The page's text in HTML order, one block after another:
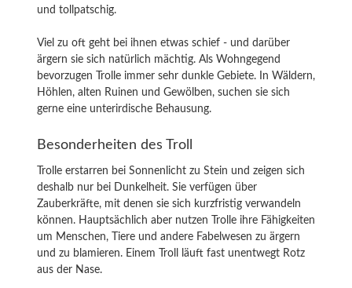
und tollpatschig.
Viel zu oft geht bei ihnen etwas schief - und darüber
ärgern sie sich natürlich mächtig. Als Wohngegend
bevorzugen Trolle immer sehr dunkle Gebiete. In Wäldern,
Höhlen, alten Ruinen und Gewölben, suchen sie sich
gerne eine unterirdische Behausung.
Besonderheiten des Troll
Trolle erstarren bei Sonnenlicht zu Stein und zeigen sich
deshalb nur bei Dunkelheit. Sie verfügen über
Zauberkräfte, mit denen sie sich kurzfristig verwandeln
können. Hauptsächlich aber nutzen Trolle ihre Fähigkeiten
um Menschen, Tiere und andere Fabelwesen zu ärgern
und zu blamieren. Einem Troll läuft fast unentwegt Rotz
aus der Nase.